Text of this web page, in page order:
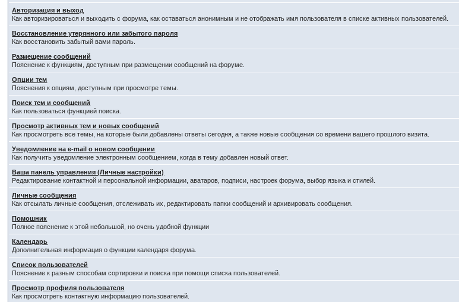
Авторизация и выход
Как авторизироваться и выходить с форума, как оставаться анонимным и не отображать имя пользователя в списке активных пользователей.
Восстановление утерянного или забытого пароля
Как восстановить забытый вами пароль.
Размещение сообщений
Пояснение к функциям, доступным при размещении сообщений на форуме.
Опции тем
Пояснения к опциям, доступным при просмотре темы.
Поиск тем и сообщений
Как пользоваться функцией поиска.
Просмотр активных тем и новых сообщений
Как просмотреть все темы, на которые были добавлены ответы сегодня, а также новые сообщения со времени вашего прошлого визита.
Уведомление на е-mail о новом сообщении
Как получить уведомление электронным сообщением, когда в тему добавлен новый ответ.
Ваша панель управления (Личные настройки)
Редактирование контактной и персональной информации, аватаров, подписи, настроек форума, выбор языка и стилей.
Личные сообщения
Как отсылать личные сообщения, отслеживать их, редактировать папки сообщений и архивировать сообщения.
Помошник
Полное пояснение к этой небольшой, но очень удобной функции
Календарь
Дополнительная информация о функции календаря форума.
Список пользователей
Пояснение к разным способам сортировки и поиска при помощи списка пользователей.
Просмотр профиля пользователя
Как просмотреть контактную информацию пользователей.